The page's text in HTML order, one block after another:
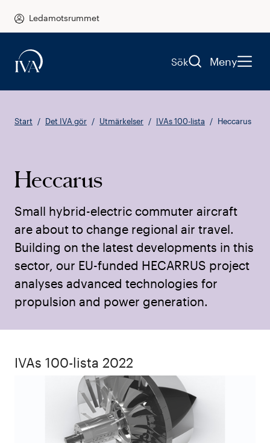
Ledamotsrummet
Sök Meny
Start Det IVA gör Utmärkelser IVAs 100-lista Heccarus
Heccarus
Small hybrid-electric commuter aircraft
are about to change regional air travel.
Building on the latest developments in this
sector, our EU-funded HECARRUS project
analyses advanced technologies for
propulsion and power generation.
IVAs 100-lista 2022